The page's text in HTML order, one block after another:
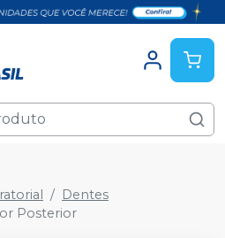
Dentes
Posterior